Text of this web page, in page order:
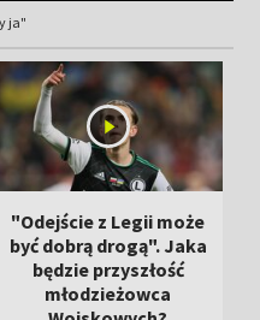
ja"
"Odejście z Legii może
być dobrą drogą". Jaka
będzie przyszłość
młodzieżowca